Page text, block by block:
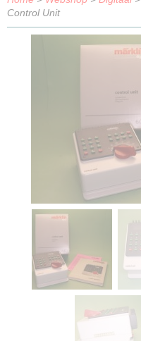
Control Unit